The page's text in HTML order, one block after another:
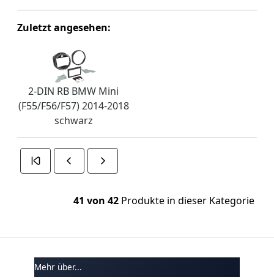
Zuletzt angesehen:
2-DIN RB BMW Mini
(F55/F56/F57) 2014-2018
schwarz
41 von 42 Produkte in dieser Kategorie
Mehr über...